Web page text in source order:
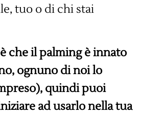
tuo o di chi stai
che il palming è innato
ognuno di noi lo
quindi puoi
ad usarlo nella tua